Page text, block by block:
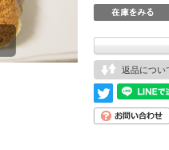
返品につい